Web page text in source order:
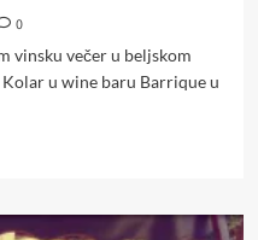
0
vinsku večer u beljskom
u wine baru Barrique u